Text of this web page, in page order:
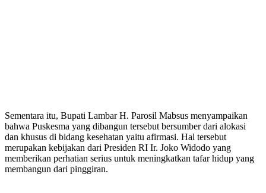
Sementara itu, Bupati Lambar H. Parosil Mabsus menyampaikan
bahwa Puskesma yang dibangun tersebut bersumber dari alokasi
dan khusus di bidang kesehatan yaitu afirmasi. Hal tersebut
merupakan kebijakan dari Presiden RI Ir. Joko Widodo yang
memberikan perhatian serius untuk meningkatkan tafar hidup yang
membangun dari pinggiran.